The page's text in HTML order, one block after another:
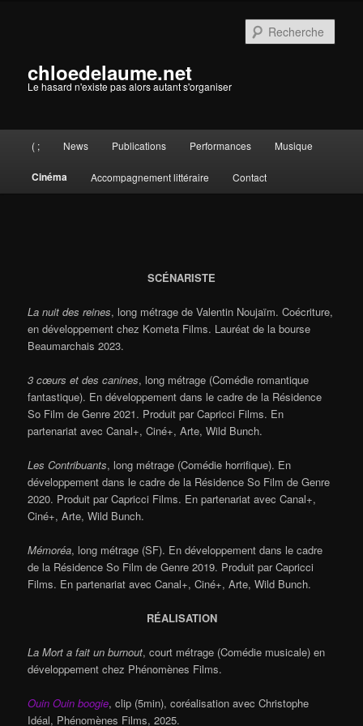
chloedelaume.net
Le hasard n'existe pas alors autant s'organiser
principal
( ; News Publications Performances Musique
Cinéma Accompagnement littéraire Contact
SCÉNARISTE
La nuit des reines, long métrage de Valentin Noujaïm. Coécriture,
en développement chez Kometa Films. Lauréat de la bourse
Beaumarchais 2023.
3 cœurs et des canines, long métrage (Comédie romantique
fantastique). En développement dans le cadre de la Résidence
So Film de Genre 2021. Produit par Capricci Films. En
partenariat avec Canal+, Ciné+, Arte, Wild Bunch.
Les Contribuants, long métrage (Comédie horrifique). En
développement dans le cadre de la Résidence So Film de Genre
2020. Produit par Capricci Films. En partenariat avec Canal+,
Ciné+, Arte, Wild Bunch.
Mémoréa, long métrage (SF). En développement dans le cadre
de la Résidence So Film de Genre 2019. Produit par Capricci
Films. En partenariat avec Canal+, Ciné+, Arte, Wild Bunch.
RÉALISATION
La Mort a fait un burnout, court métrage (Comédie musicale) en
développement chez Phénomènes Films.
Ouin Ouin boogie, clip (5min), coréalisation avec Christophe
Idéal, Phénomènes Films, 2025.